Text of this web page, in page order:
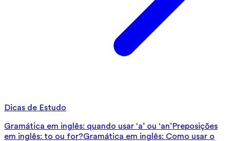
Dicas de Estudo
Gramática em inglês: quando usar ‘a’ ou ‘an’Preposições
em inglês: to ou for?Gramática em inglês: Como usar o